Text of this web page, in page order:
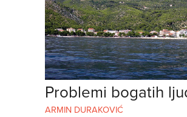
Problemi bogatih
ARMIN DURAKOVIĆ